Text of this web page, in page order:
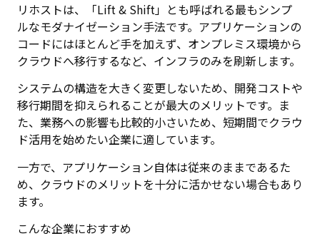
リホストは、「Lift & Shift」とも呼ばれる最もシンプ
ルなモダナイゼーション手法です。アプリケーションの
コードにはほとんど手を加えず、オンプレミス環境から
クラウドへ移行するなど、インフラのみを刷新します。
システムの構造を大きく変更しないため、開発コストや
移行期間を抑えられることが最大のメリットです。ま
た、業務への影響も比較的小さいため、短期間でクラウ
ド活用を始めたい企業に適しています。
一方で、アプリケーション自体は従来のままであるた
め、クラウドのメリットを十分に活かせない場合もあり
ます。
こんな企業におすすめ